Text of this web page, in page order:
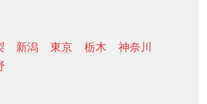
新潟 東京 栃木
神奈川